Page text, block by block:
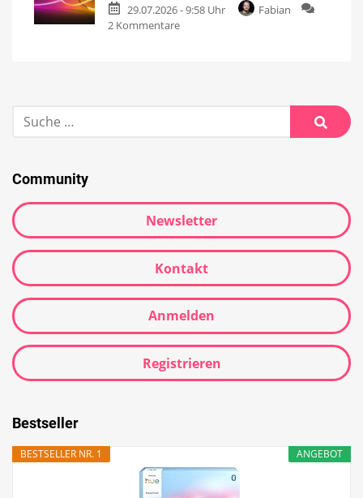
29.07.2026 - 9:58 Uhr
Fabian
2 Kommentare
Community
Newsletter
Kontakt
Anmelden
Registrieren
Bestseller
ANGEBOT
BESTSELLER NR. 1